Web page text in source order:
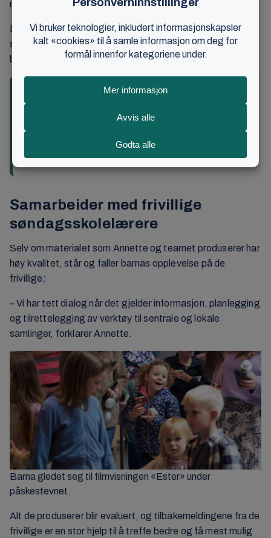
musikalen om Noah som ble vist sommeren 2025.
Disse ressursene brukes både på stevner og i lokale
søndagsskoler. Historiene skal være tro mot Bibelens
budskap, samtidig som de formidles på barnas premisser.
– I en tid med mange inntrykk og stemmer er det
avgjørende at barna møter et tydelig budskap om
kjærlighet og håp. Vi ønsker å gi barna et trygt
fundament for å utvikle en personlig tro på Gud og på
Jesus som frelser.
Samarbeider med frivillige
søndagsskolelærere
Selv om materialet som Annette og teamet produserer har
høy kvalitet, står og faller barnas opplevelse på de
frivillige:
– Vi har tett dialog når det gjelder informasjon, planlegging
og tilrettelegging av verktøy til sentrale og lokale
samlinger, forklarer Annette.
Barna gledet seg til filmvisningen «Ester» under
påskestevnet.
Alt de produserer blir evaluert, og tilbakemeldingene fra de
frivillige er en stor hjelp til å treffe bedre og få mest mulig